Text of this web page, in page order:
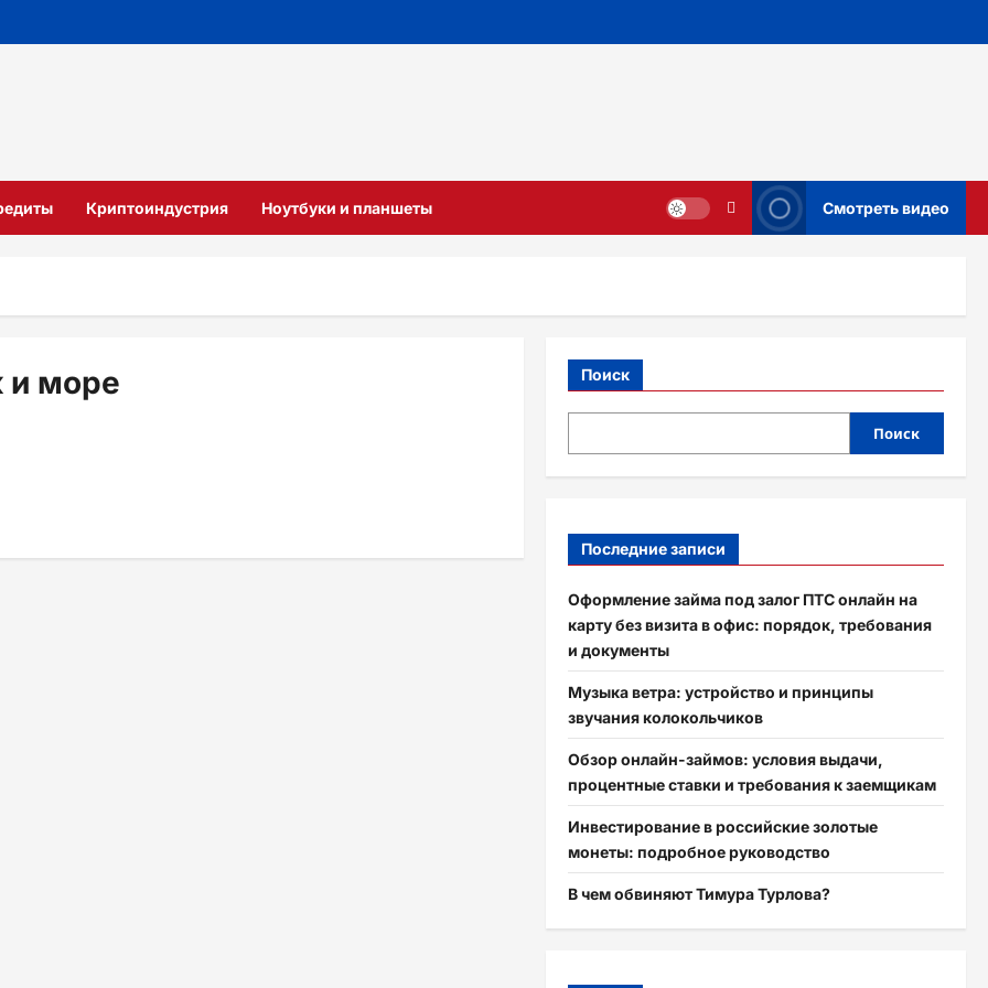
Криптоиндустрия Ноутбуки и планшеты Смотреть видео
и море Поиск
Поиск
Последние записи
Оформление займа под залог ПТС онлайн на
карту без визита в офис: порядок, требования
и документы
Музыка ветра: устройство и принципы
звучания колокольчиков
Обзор онлайн-займов: условия выдачи,
процентные ставки и требования к заемщикам
Инвестирование в российские золотые
монеты: подробное руководство
В чем обвиняют Тимура Турлова?